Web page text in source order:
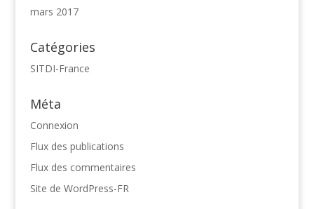
mars 2017
Catégories
SITDI-France
Méta
Connexion
Flux des publications
Flux des commentaires
Site de WordPress-FR